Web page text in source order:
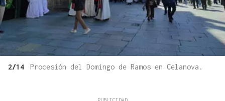
2/14 Procesión del Domingo de Ramos en Celanova.